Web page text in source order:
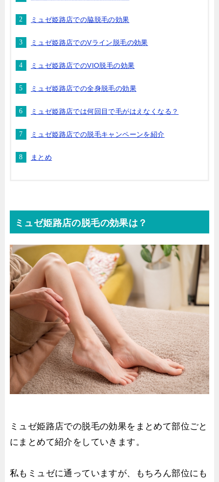
ミュゼ姫路店での脇脱毛の効果
ミュゼ姫路店でのVライン脱毛の効果
ミュゼ姫路店でのVIO脱毛の効果
ミュゼ姫路店での全身脱毛の効果
ミュゼ姫路店では何回目で毛がはえなくなる？
ミュゼ姫路店での脱毛キャンペーンを紹介
まとめ
ミュゼ姫路店の脱毛の効果は？
ミュゼ姫路店での脱毛の効果をまとめて部位ごと
にまとめて紹介をしていきます。
私もミュゼに通っていますが、もちろん部位にも